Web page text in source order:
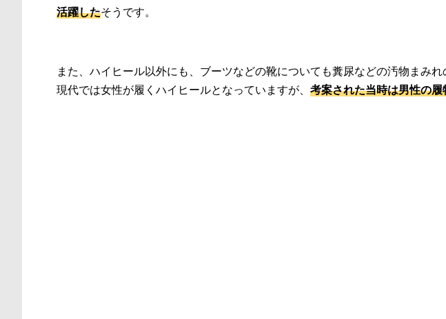
活躍したそうです。
また、ハイヒール以外にも、ブーツなどの靴についても糞尿などの汚物まみれ
現代では女性が履くハイヒールとなっていますが、 考案された当時は男性の履